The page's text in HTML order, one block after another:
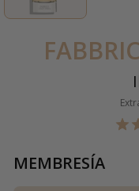
MEMBRESÍA